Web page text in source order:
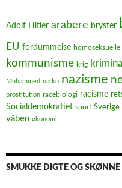
Adolf Hitler arabere bryster
EU fordummelse homoseksuelle
kommunisme krig
Muhammed narko nazisme
prostitution racebiologi racisme
Socialdemokratiet sport Sverige
våben økonomi
SMUKKE DIGTE OG SKØNNE